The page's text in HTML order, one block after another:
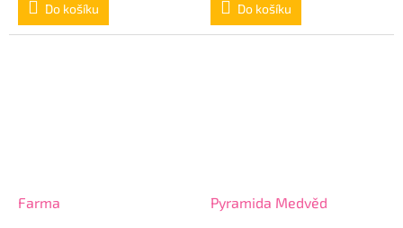
Do košíku Do košíku
Farma Pyramida Medvěd